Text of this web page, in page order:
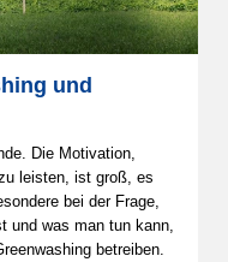
und
Die Motivation,
leisten, ist groß, es
bei der Frage,
und was man tun kann,
betreiben.